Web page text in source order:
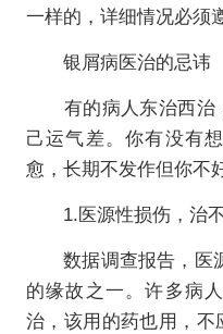
一样的，详细情况必须
银屑病医治的忌讳
有的病人东治西治
己运气差。你有没有
愈，长期不发作但你不
1.医源性损伤，治不
数据调查报告，医
的缘故之一。许多病
治，该用的药也用，